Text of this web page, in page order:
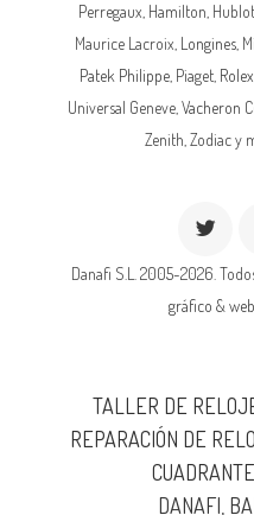
Perregaux, Hamilton, Hublot,
Maurice Lacroix, Longines ,
Patek Philippe , Piaget, Rolex
Universal Geneve, Vacheron
Zenith, Zodiac y
Danafi S.L. 2005-2026.
gráfico &
TALLER DE
REPARACIÓN DE
DANAFI,